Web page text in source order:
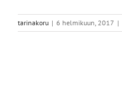
tarinakoru | 6 helmikuun, 2017 |